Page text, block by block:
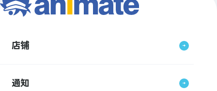
店铺
通知